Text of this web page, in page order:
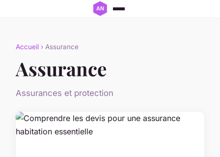
Accueil › Assurance
Assurance
Assurances et protection